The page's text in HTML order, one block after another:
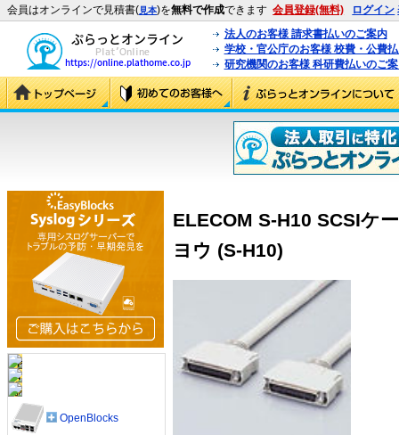
会員はオンラインで見積書(見本)を無料で作成できます 会員登録(無料) ログイン
法人のお客様 請求書払いのご案内
学校・官公庁のお客様 校費・公費
研究機関のお客様 科研費払いのご
ELECOM S-H10 SCSIケ
ヨウ (S-H10)
OpenBlocks